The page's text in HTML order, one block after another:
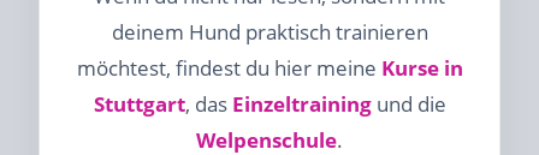
deinem Hund praktisch trainieren
möchtest, findest du hier meine Kurse in
Stuttgart, das Einzeltrainingund die
Welpenschule.